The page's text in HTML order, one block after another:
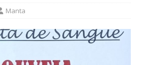
Manta